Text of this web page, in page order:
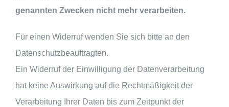
genannten Zwecken nicht mehr verarbeiten.
Für einen Widerruf wenden Sie sich bitte an den
Datenschutzbeauftragten.
Ein Widerruf der Einwilligung der Datenverarbeitung
hat keine Auswirkung auf die Rechtmäßigkeit der
Verarbeitung Ihrer Daten bis zum Zeitpunkt der